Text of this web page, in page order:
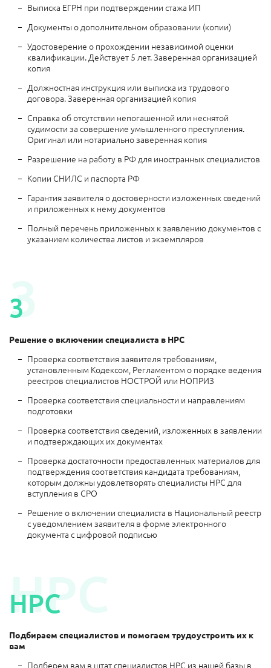
Выписка ЕГРН при подтверждении стажа ИП
Документы о дополнительном образовании (копии)
Удостоверение о прохождении независимой оценки
квалификации. Действует 5 лет. Заверенная организацией
копия
Должностная инструкция или выписка из трудового
договора. Заверенная организацией копия
Справка об отсутствии непогашенной или неснятой
судимости за совершение умышленного преступления.
Оригинал или нотариально заверенная копия
Разрешение на работу в РФ для иностранных специалистов
Копии СНИЛС и паспорта РФ
Гарантия заявителя о достоверности изложенных сведений
и приложенных к нему документов
Полный перечень приложенных к заявлению документов с
указанием количества листов и экземпляров
3
3
Решение о включении специалиста в НРС
Проверка соответствия заявителя требованиям,
установленным Кодексом, Регламентом о порядке ведения
реестров специалистов НОСТРОЙ или НОПРИЗ
Проверка соответствия специальности и направлениям
подготовки
Проверка соответствия сведений, изложенных в заявлении
и подтверждающих их документах
Проверка достаточности предоставленных материалов для
подтверждения соответствия кандидата требованиям,
которым должны удовлетворять специалисты НРС для
вступления в СРО
Решение о включении специалиста в Национальный реестр
с уведомлением заявителя в форме электронного
документа с цифровой подписью
НРС
НРС
Подбираем специалистов и помогаем трудоустроить их к
вам
Подберем вам в штат специалистов НРС из нашей базы в